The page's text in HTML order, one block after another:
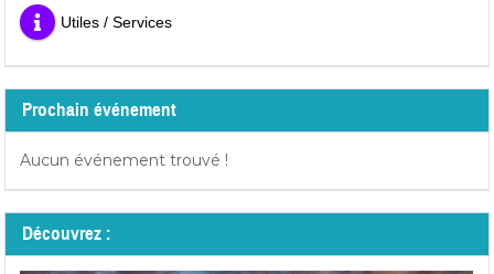
Utiles / Services
Prochain événement
Aucun événement trouvé !
Découvrez :